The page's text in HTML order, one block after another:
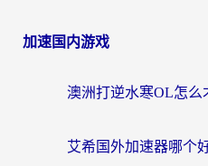
加速国内游戏